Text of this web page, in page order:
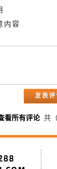
内容
看所有评论共（